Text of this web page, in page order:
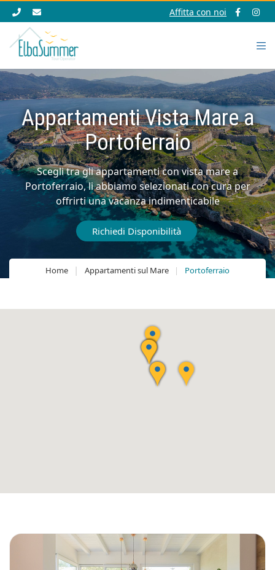
Affitta con noi
Appartamenti Vista Mare a
Portoferraio
Scegli tra gli appartamenti con vista mare a
Portoferraio, li abbiamo selezionati con cura per
offrirti una vacanza indimenticabile
Richiedi Disponibilità
Home Appartamenti sul Mare Portoferraio